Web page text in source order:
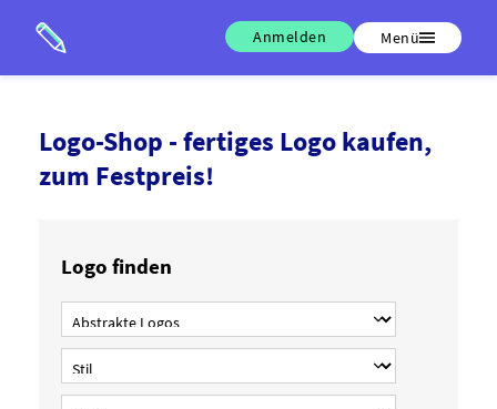
Anmelden Menü
Logo-Shop - fertiges Logo kaufen,
zum Festpreis!
Logo finden